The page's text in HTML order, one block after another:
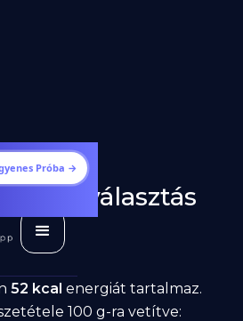
Ingyenes Próba →
jó választás
52 kcal energiát tartalmaz.
100 g-ra vetítve: